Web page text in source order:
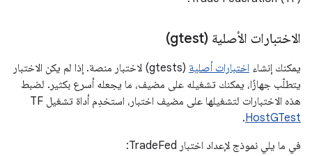
الاختبارات الأصلية (gtest)
يمكنك إنشاء اختبارات أصلية
(gtests) لاختبار منصة. إذا لم يكن الاختبار
يتطلّب جهازًا، يمكنك تشغيله على مضيف، ما يجعله أسرع بكثير. لضبط
هذه الاختبارات لتشغيلها على مضيف اختبار، استخدِم أداة تشغيل TF‏
HostGTest
.
في ما يلي نموذج لإعداد اختبار TradeFed: